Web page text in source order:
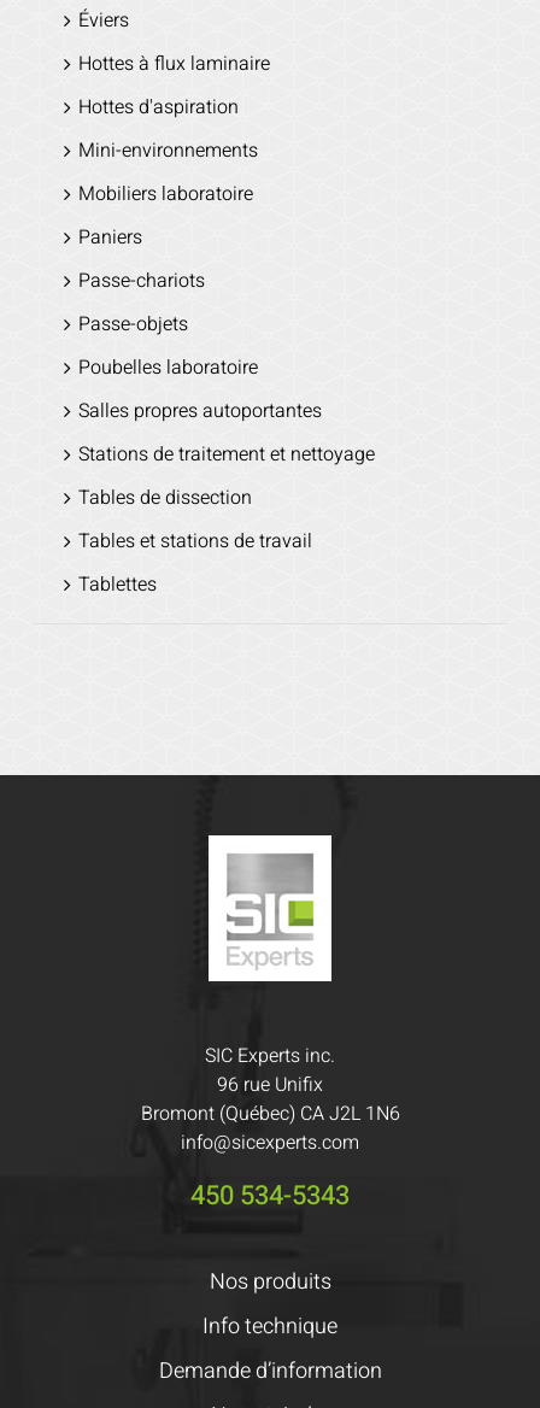
Éviers
Hottes à flux laminaire
Hottes d'aspiration
Mini-environnements
Mobiliers laboratoire
Paniers
Passe-chariots
Passe-objets
Poubelles laboratoire
Salles propres autoportantes
Stations de traitement et nettoyage
Tables de dissection
Tables et stations de travail
Tablettes
SIC Experts inc.
96 rue Unifix
Bromont (Québec) CA J2L 1N6
info@sicexperts.com
450 534-5343
Nos produits
Info technique
Demande d’information